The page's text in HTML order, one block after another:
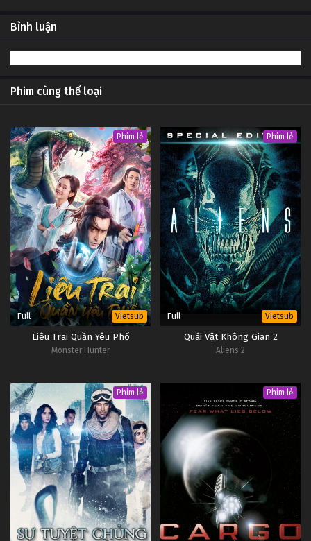
Tập 96
Đấu Phá Thương Khung Ngoại Truyện Tập 95
Tập 95
Đấu Phá Thương Khung Ngoại Truyện Tập 94
Tập 94
Đấu Phá Thương Khung Ngoại Truyện Tập 93
Tập 93
Đấu Phá Thương Khung Ngoại Truyện Tập 92
Tập 92
Đấu Phá Thương Khung Ngoại Truyện Tập 91
Đấu Phá Thương Khung Ngoại Truyện Tập 90
Tập 90
Đấu Phá Thương Khung Ngoại Truyện Tập 89
Tập 89
Đấu Phá Thương Khung Ngoại Truyện Tập 88
Tập 88
Bình luận
Phim cùng thể loại
Phim lẻ
Full Vietsub
Liêu Trai Quần Yêu Phổ
Monster Hunter
Phim lẻ
Full Vietsub
Quái Vật Không Gian 2
Aliens 2
Phim lẻ Phim lẻ